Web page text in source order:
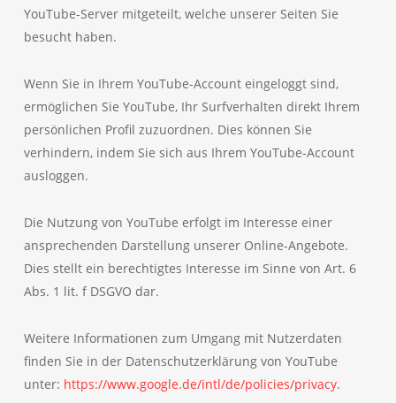
YouTube-Server mitgeteilt, welche unserer Seiten Sie
besucht haben.
Wenn Sie in Ihrem YouTube-Account eingeloggt sind,
ermöglichen Sie YouTube, Ihr Surfverhalten direkt Ihrem
persönlichen Profil zuzuordnen. Dies können Sie
verhindern, indem Sie sich aus Ihrem YouTube-Account
ausloggen.
Die Nutzung von YouTube erfolgt im Interesse einer
ansprechenden Darstellung unserer Online-Angebote.
Dies stellt ein berechtigtes Interesse im Sinne von Art. 6
Abs. 1 lit. f DSGVO dar.
Weitere Informationen zum Umgang mit Nutzerdaten
finden Sie in der Datenschutzerklärung von YouTube
unter: https://www.google.de/intl/de/policies/privacy.